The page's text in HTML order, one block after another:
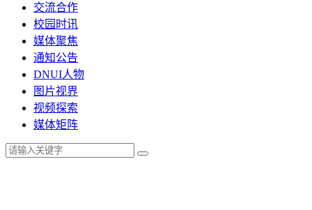
交流合作
校园时讯
媒体聚焦
通知公告
DNUI人物
图片视界
视频探索
媒体矩阵